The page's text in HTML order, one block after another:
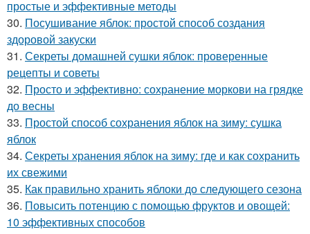
простые и эффективные методы
30. Посушивание яблок: простой способ создания
здоровой закуски
31. Секреты домашней сушки яблок: проверенные
рецепты и советы
32. Просто и эффективно: сохранение моркови на грядке
до весны
33. Простой способ сохранения яблок на зиму: сушка
яблок
34. Секреты хранения яблок на зиму: где и как сохранить
их свежими
35. Как правильно хранить яблоки до следующего сезона
36. Повысить потенцию с помощью фруктов и овощей:
10 эффективных способов